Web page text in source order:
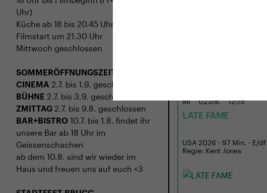
Uhr)
Küche ab 18 bis 20.45 Uhr
Filmstart um 21.30 Uhr
Mittwoch geschlossen
SOMMERÖFFNUNGSZEITEN
CINEMA 2.7. bis 1.9. geschlossen
BÜHNE 2.7. bis 3.9. geschlossen
ZMITTAG 2.7. bis 9.8. geschlossen
BAR+BISTRO 10.7. bis 1.8. findet ihr
unsere Bar ab 18 Uhr im
Geissenschachen
ab dem 10.8. sind wir wieder im
Haus und freuen uns auf euch <3
MI 02.09. 12:15
LATE FAME
USA 2026 · 97 Min. · E/df
Regie: Kent Jones